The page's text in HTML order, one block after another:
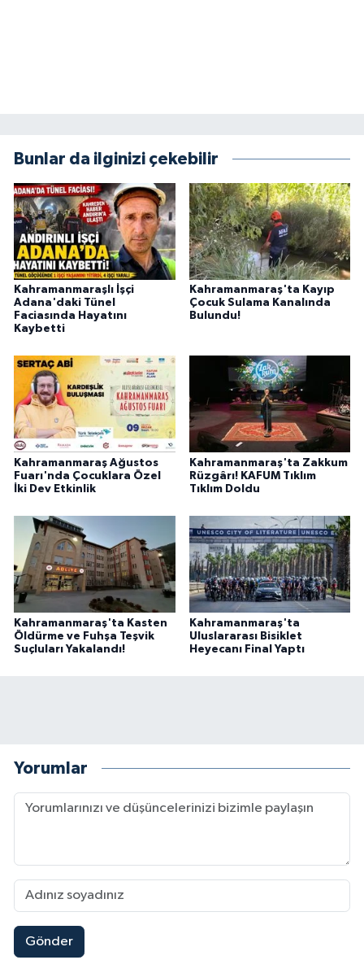
Bunlar da ilginizi çekebilir
Kahramanmaraşlı İşçi
Adana'daki Tünel
Faciasında Hayatını
Kaybetti
Kahramanmaraş'ta Kayıp
Çocuk Sulama Kanalında
Bulundu!
Kahramanmaraş Ağustos
Fuarı'nda Çocuklara Özel
İki Dev Etkinlik
Kahramanmaraş'ta Zakkum
Rüzgârı! KAFUM Tıklım
Tıklım Doldu
Kahramanmaraş'ta Kasten
Öldürme ve Fuhşa Teşvik
Suçluları Yakalandı!
Kahramanmaraş'ta
Uluslararası Bisiklet
Heyecanı Final Yaptı
Yorumlar
Gönder
17:19 |Kahramanmaraşlı İşçi Adana'daki Tünel
BİLİM TEKNOLOJİ
ASAYİŞ
SEÇİM 2015
ÇEVRE
BİLİM VE TEKNOLOJİ
YARIŞMALAR
TANITIM
HABERDE İNSAN